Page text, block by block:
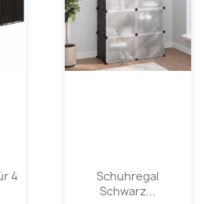
4
Schuhregal
Schwarz...